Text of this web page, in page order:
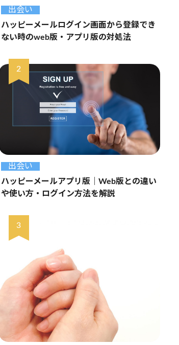
出会い
ハッピーメールログイン画面から登録でき
ない時のweb版・アプリ版の対処法
出会い
ハッピーメールアプリ版｜Web版との違い
や使い方・ログイン方法を解説